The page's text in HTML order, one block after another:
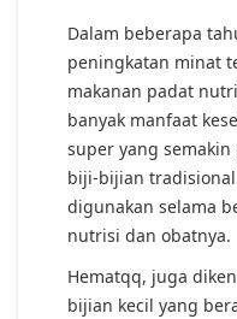
Dalam beberapa
peningkatan minat
makanan padat
banyak manfaat
super yang
biji-bijian
digunakan selama
nutrisi dan obatnya.
Hematqq, juga
bijian kecil yang